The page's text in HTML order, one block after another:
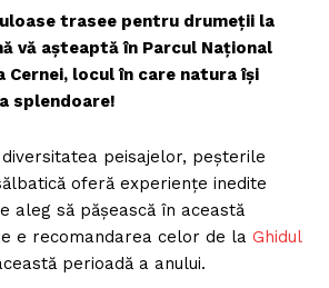
trasee pentru drumeții la
vă așteaptă în Parcul Național
Cernei, locul în care natura își
splendoare!
peisajelor, peșterile
oferă experiențe inedite
aleg să pășească în această
e recomandarea celor de la Ghidul
perioadă a anului.